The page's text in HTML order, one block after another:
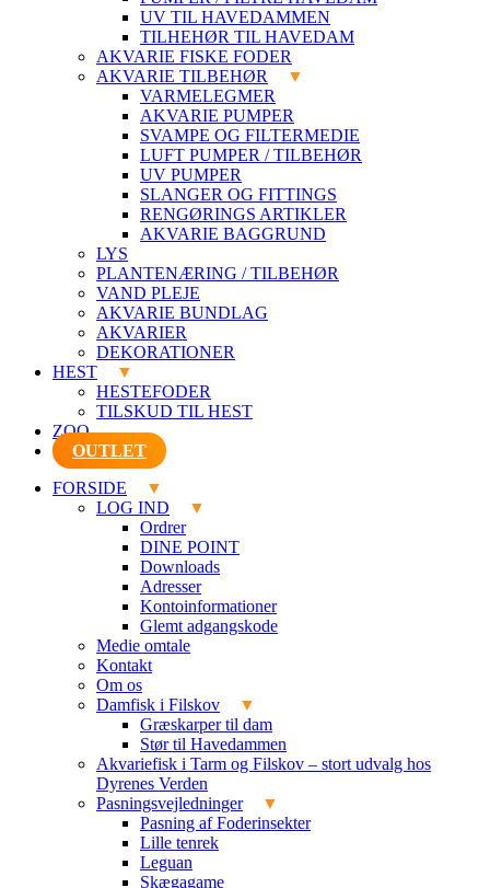
UV TIL HAVEDAMMEN
TILHEHØR TIL HAVEDAM
AKVARIE FISKE FODER
AKVARIE TILBEHØR
VARMELEGMER
AKVARIE PUMPER
SVAMPE OG FILTERMEDIE
LUFT PUMPER / TILBEHØR
UV PUMPER
SLANGER OG FITTINGS
RENGØRINGS ARTIKLER
AKVARIE BAGGRUND
LYS
PLANTENÆRING / TILBEHØR
VAND PLEJE
AKVARIE BUNDLAG
AKVARIER
DEKORATIONER
HEST
HESTEFODER
TILSKUD TIL HEST
ZOO
OUTLET
FORSIDE
LOG IND
Ordrer
DINE POINT
Downloads
Adresser
Kontoinformationer
Glemt adgangskode
Medie omtale
Kontakt
Om os
Damfisk i Filskov
Græskarper til dam
Stør til Havedammen
Akvariefisk i Tarm og Filskov – stort udvalg hos
Dyrenes Verden
Pasningsvejledninger
Pasning af Foderinsekter
Lille tenrek
Leguan
Skægagame